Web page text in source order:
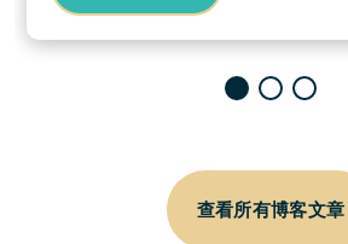
查看所有博客文章